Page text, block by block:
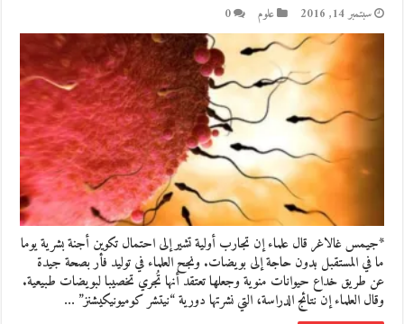
سبتمبر 14, 2016 علوم 0
*جيمس غالاغر قال علماء إن تجارب أولية تشير إلى احتمال تكوين أجنة بشرية يوما
ما في المستقبل بدون حاجة إلى بويضات. ونجح العلماء في توليد فأر بصحة جيدة
عن طريق خداع حيوانات منوية وجعلها تعتقد أنها تُجري تخصيبا لبويضات طبيعية.
وقال العلماء إن نتائج الدراسة، التي نشرتها دورية “نيتشر كوميونيكيشنز” …